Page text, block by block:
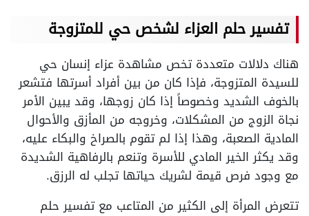
تفسير حلم العزاء لشخص حي للمتزوجة
هناك دلالات متعددة تخص مشاهدة عزاء إنسان حي
للسيدة المتزوجة، فإذا كان من بين أفراد أسرتها فتشعر
بالخوف الشديد وخصوصاً إذا كان زوجها، وقد يبين الأمر
نجاة الزوج من المشكلات، وخروجه من المأزق والأحوال
المادية الصعبة، وهذا إذا لم تقوم بالصراخ والبكاء عليه،
وقد يكثر الخير المادي للأسرة وتنعم بالرفاهية الشديدة
مع وجود فرص قيمة لشريك حياتها تجلب له الرزق.
تتعرض المرأة إلى الكثير من المتاعب مع تفسير حلم